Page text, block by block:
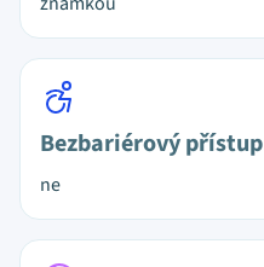
Bezbariérový přístup
ne